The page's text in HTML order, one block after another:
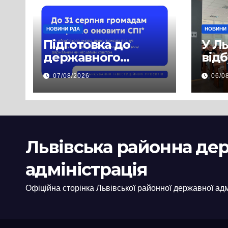
НОВИНИ РДА
Підготовка до
державного
фінансування на
2027 рік уже
триває
07/08/2026
НОВИНИ
У
06/
Львівська районна
адміністрація
Офіційна сторінка Львівської районної державної